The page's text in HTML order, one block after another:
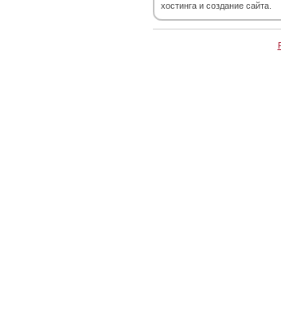
хостинга и создание сайта.